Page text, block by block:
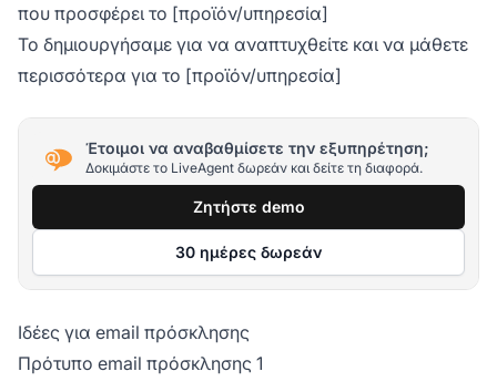
που προσφέρει το [προϊόν/υπηρεσία]
Το δημιουργήσαμε για να αναπτυχθείτε και να μάθετε
περισσότερα για το [προϊόν/υπηρεσία]
Έτοιμοι να αναβαθμίσετε την εξυπηρέτηση;
Δοκιμάστε το LiveAgent δωρεάν και δείτε τη διαφορά.
Ζητήστε demo
30 ημέρες δωρεάν
Ιδέες για email πρόσκλησης
Πρότυπο email πρόσκλησης 1